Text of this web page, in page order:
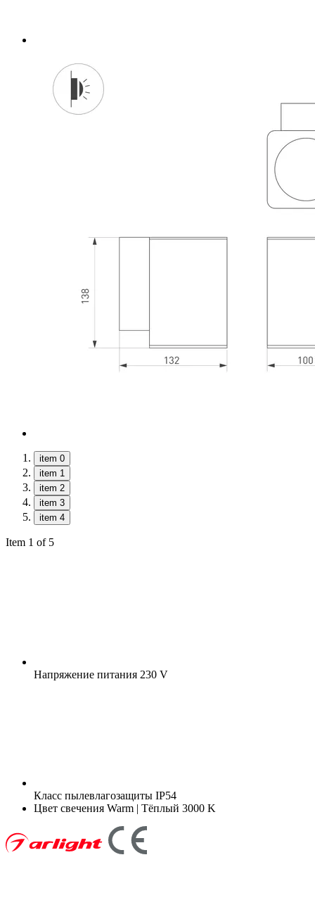
item 0
item 1
item 2
item 3
item 4
Item 1 of 5
Напряжение питания 230 V
Класс пылевлагозащиты IP54
Цвет свечения Warm | Тёплый 3000 K